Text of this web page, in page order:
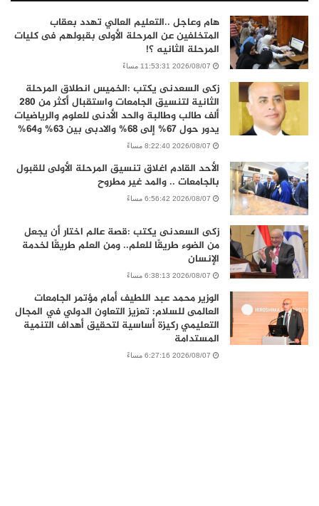
هام وعاجل ..التعليم العالي تهدد بعقاب
المتخلفين عن المرحلة الأولى بقبولهم فى كليات
المرحلة الثانيه ؟!
2026/08/07 11:53:31 مساءً
زكى السعدنى يكتب :الخميس انطلاق المرحلة
الثانية لتنسيق الجامعات واستقبال أكثر من 280
ألف طالب وطالبة والحد الأدنى للعلوم والرياضيات
يدور حول 67% إلى 68% والادبى بين 63% و64%
2026/08/07 8:22:40 مساءً
الأحد القادم اغلاق تنسيق المرحلة الأولى للقبول
بالجامعات .. والمد غير مطروح
2026/08/07 6:56:42 مساءً
زكى السعدنى يكتب :قصة عالم اختار أن يجعل
من الضوء طريقًا للعلم.. ومن العلم طريقًا لخدمة
الإنسان
2026/08/07 6:38:13 مساءً
الوزير محمد عبد اللطيف أمام مؤتمر الجامعات
العالمى للسلام: تعزيز التعاون الدولي في المجال
التعليمي ركيزة أساسية لتحقيق أهداف التنمية
المستدامة
2026/08/07 6:27:16 مساءً